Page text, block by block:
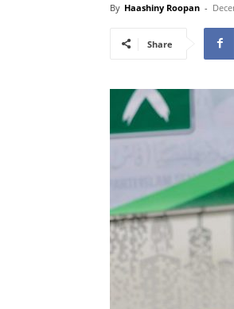
By Haashiny Roopan -
Share